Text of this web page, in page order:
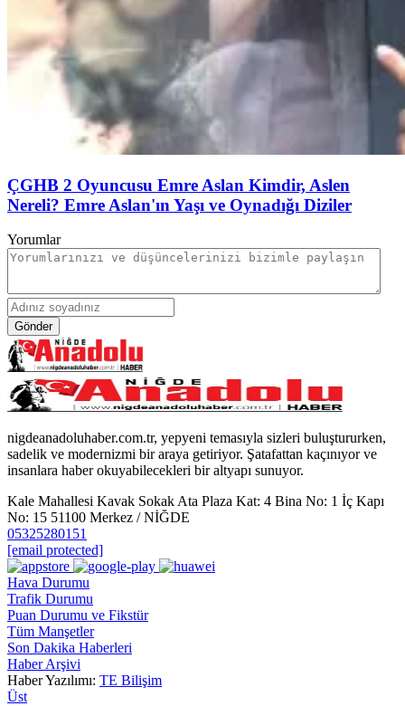
ÇGHB 2 Oyuncusu Emre Aslan Kimdir, Aslen
Nereli? Emre Aslan'ın Yaşı ve Oynadığı Diziler
Yorumlar
Gönder
nigdeanadoluhaber.com.tr, yepyeni temasıyla sizleri buluştururken,
sadelik ve modernizmi bir araya getiriyor. Şatafattan kaçınıyor ve
insanlara haber okuyabilecekleri bir altyapı sunuyor.
Kale Mahallesi Kavak Sokak Ata Plaza Kat: 4 Bina No: 1 İç Kapı
No: 15 51100 Merkez / NİĞDE
05325280151
[email protected]
Hava Durumu
Trafik Durumu
Puan Durumu ve Fikstür
Tüm Manşetler
Son Dakika Haberleri
Haber Arşivi
Haber Yazılımı: TE Bilişim
Üst